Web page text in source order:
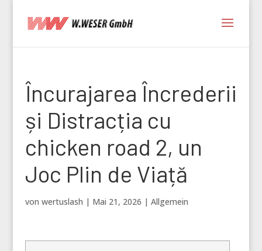
Încurajarea Încrederii
și Distracția cu
chicken road 2, un
Joc Plin de Viață
von wertuslash | Mai 21, 2026 | Allgemein